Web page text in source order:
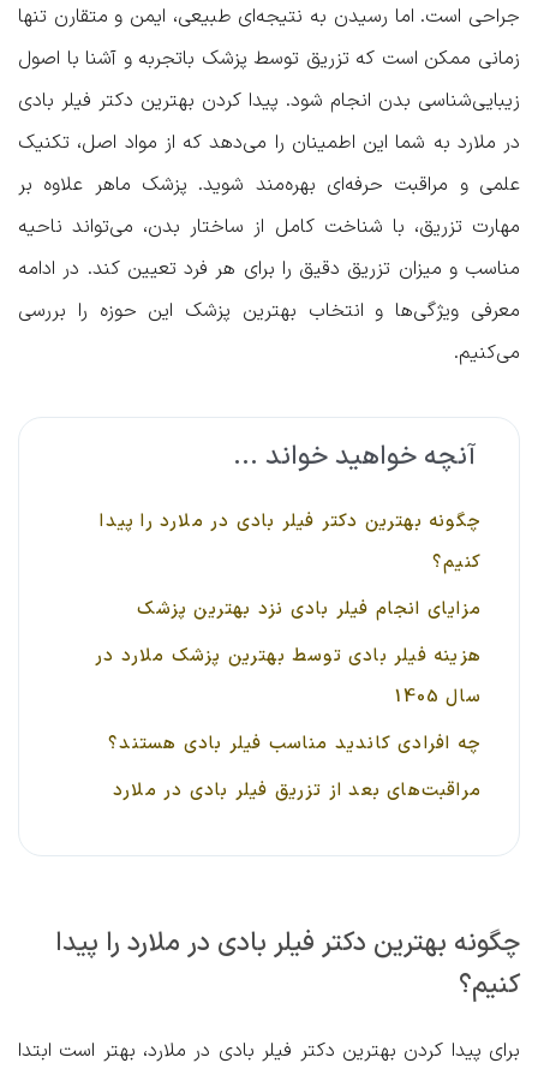
جراحی است. اما رسیدن به نتیجه‌ای طبیعی، ایمن و متقارن تنها
زمانی ممکن است که تزریق توسط پزشک با‌تجربه و آشنا با اصول
زیبایی‌شناسی بدن انجام شود. پیدا کردن بهترین دکتر فیلر بادی
در ملارد به شما این اطمینان را می‌دهد که از مواد اصل، تکنیک
علمی و مراقبت حرفه‌ای بهره‌مند شوید. پزشک ماهر علاوه بر
مهارت تزریق، با شناخت کامل از ساختار بدن، می‌تواند ناحیه
مناسب و میزان تزریق دقیق را برای هر فرد تعیین کند. در ادامه
معرفی ویژگی‌ها و انتخاب بهترین پزشک این حوزه را بررسی
می‌کنیم.
آنچه خواهید خواند ...
چگونه بهترین دکتر فیلر بادی در ملارد را پیدا
کنیم؟
مزایای انجام فیلر بادی نزد بهترین پزشک
هزینه فیلر بادی توسط بهترین پزشک ملارد در
سال 1405
چه افرادی کاندید مناسب فیلر بادی هستند؟
مراقبت‌های بعد از تزریق فیلر بادی در ملارد
چگونه بهترین دکتر فیلر بادی در ملارد را پیدا
کنیم؟
برای پیدا کردن بهترین دکتر فیلر بادی در ملارد، بهتر است ابتدا